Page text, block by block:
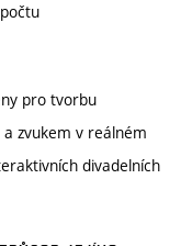
pro tvorbu
zvukem v reálném
divadelních